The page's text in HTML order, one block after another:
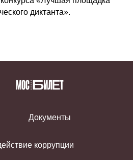
диктанта».
Документы
коррупции